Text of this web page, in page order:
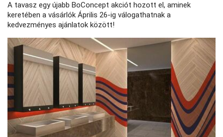
A tavasz egy újabb BoConcept akciót hozott el, aminek
keretében a vásárlók Április 26-ig válogathatnak a
kedvezményes ajánlatok között!